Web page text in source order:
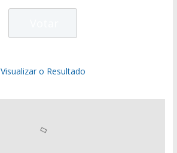
Visualizar o Resultado